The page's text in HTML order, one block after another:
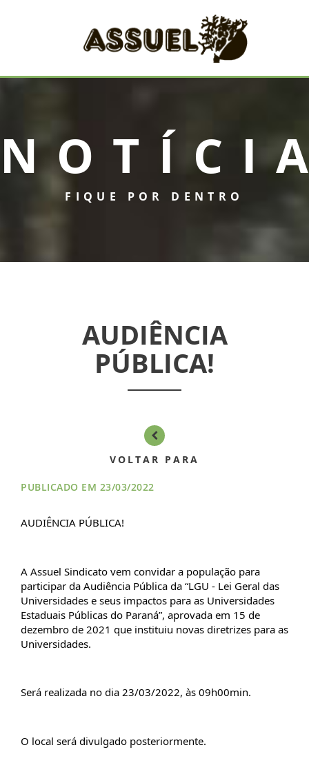
INICIAL
CONVÊNIOS
INFORMATIVOS
AROEIRA
CONTATO
FIQUE POR DENTRO
AUDIÊNCIA
PÚBLICA!
VOLTAR PARA
PUBLICADO EM 23/03/2022
AUDIÊNCIA PÚBLICA!
A Assuel Sindicato vem convidar a população para
participar da Audiência Pública da “LGU - Lei Geral das
Universidades e seus impactos para as Universidades
Estaduais Públicas do Paraná”, aprovada em 15 de
dezembro de 2021 que instituiu novas diretrizes para as
Universidades.
Será realizada no dia 23/03/2022, às 09h00min.
O local será divulgado posteriormente.